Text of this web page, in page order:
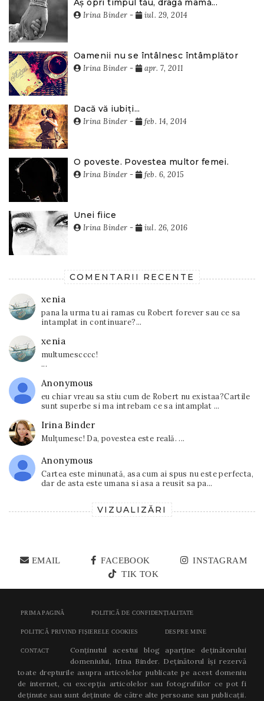
Aș opri timpul tău, dragă mamă...
Irina Binder - iul. 29, 2014
Oamenii nu se întâlnesc întâmplător
Irina Binder - apr. 7, 2011
Dacă vă iubiți...
Irina Binder - feb. 14, 2014
O poveste. Povestea multor femei.
Irina Binder - feb. 6, 2015
Unei fiice
Irina Binder - iul. 26, 2016
COMENTARII RECENTE
xenia
pana la urma tu ai ramas cu Robert forever sau ce sa
intamplat in continuare?...
xenia
multumescccc!
...
Anonymous
eu chiar vreau sa stiu cum de Robert nu existaa?Cartile
sunt superbe si ma intrebam ce sa intamplat ...
Irina Binder
Mulțumesc! Da, povestea este reală. ...
Anonymous
Cartea este minunată, asa cum ai spus nu este perfecta,
dar de asta este umana si asa a reusit sa pa...
VIZUALIZĂRI
EMAIL FACEBOOK
INSTAGRAM
TIK TOK
PRIMA PAGINĂ POLITICĂ DE CONFIDENȚIALITATE
POLITICĂ PRIVIND FIȘIERELE COOKIES DESPRE MINE
CONTACT
Conținutul acestui blog aparține deținătorului
domeniului, Irina Binder. Deținătorul își rezervă
toate drepturile asupra articolelor publicate pe acest domeniu
de internet, cu excepția articolelor sau fotografiilor ce pot fi
deținute sau sunt deținute de către alte persoane sau publicații.